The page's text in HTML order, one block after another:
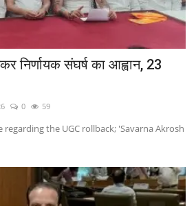
निर्णायक संघर्ष का आह्वान, 23
0 59
regarding the UGC rollback; 'Savarna Akrosh